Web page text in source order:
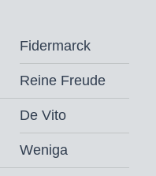
Fidermarck
Reine Freude
De Vito
Weniga